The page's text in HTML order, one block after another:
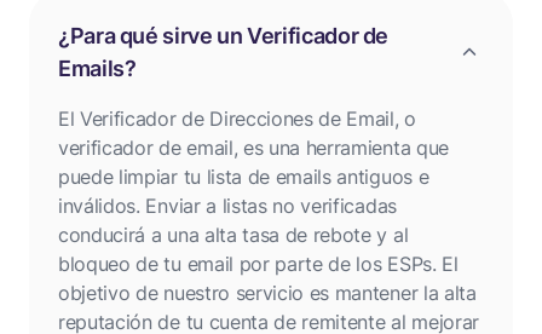
¿Para qué sirve un Verificador de
Emails?
El Verificador de Direcciones de Email, o
verificador de email, es una herramienta que
puede limpiar tu lista de emails antiguos e
inválidos. Enviar a listas no verificadas
conducirá a una alta tasa de rebote y al
bloqueo de tu email por parte de los ESPs. El
objetivo de nuestro servicio es mantener la alta
reputación de tu cuenta de remitente al mejorar